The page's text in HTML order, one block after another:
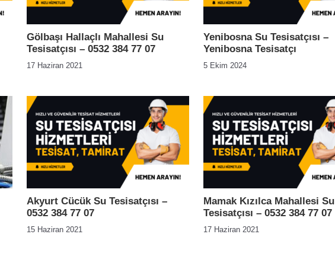
Gölbaşı Hallaçlı Mahallesi Su
Tesisatçısı – 0532 384 77 07
17 Haziran 2021
Yenibosna Su Tesisatçısı –
Yenibosna Tesisatçı
5 Ekim 2024
Akyurt Cücük Su Tesisatçısı –
0532 384 77 07
15 Haziran 2021
Mamak Kızılca Mahallesi Su
Tesisatçısı – 0532 384 77 07
17 Haziran 2021